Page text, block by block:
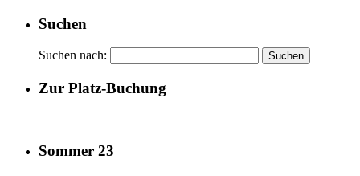
Suchen
Suchen nach:
Zur Platz-Buchung
Sommer 23